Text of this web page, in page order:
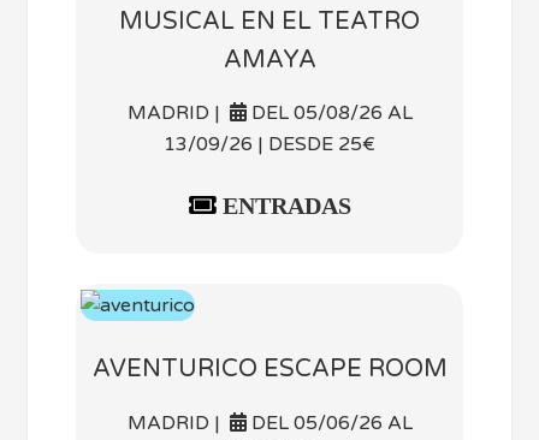
MUSICAL EN EL TEATRO
AMAYA
MADRID |
DEL 05/08/26 AL
13/09/26 | DESDE 25€
ENTRADAS
AVENTURICO ESCAPE ROOM
MADRID |
DEL 05/06/26 AL